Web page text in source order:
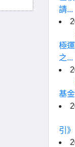
請...
極
之...
基
引